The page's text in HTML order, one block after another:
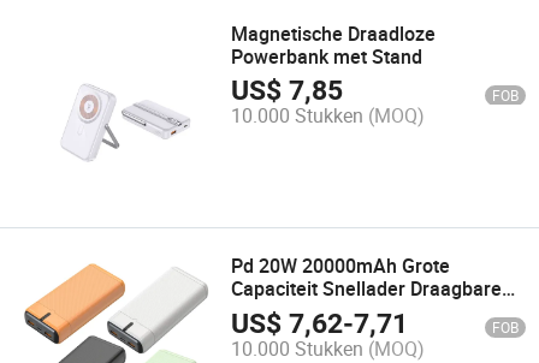
Magnetische Draadloze
Powerbank met Stand
US$7,85 FOB
10.000 Stukken (MOQ)
Pd 20W 20000mAh Grote
Capaciteit Snellader Draagbare
Powerbank
US$7,62-7,71 FOB
10.000 Stukken (MOQ)